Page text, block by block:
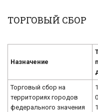
ТОРГОВЫЙ СБОР
Назначение
Торговый сбор на
территориях городов
федерального значения